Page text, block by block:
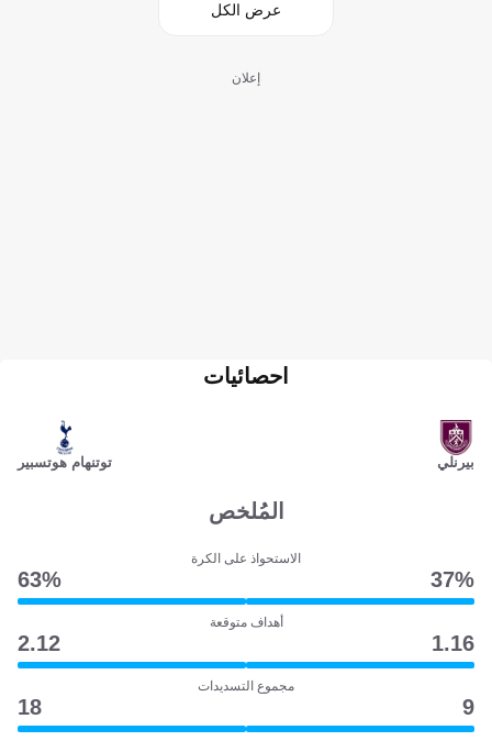
عرض الكل
إعلان
بيرنلي
احصائيات
توتنهام هوتسبير
المُلخص
الاستحواذ على الكرة
37‎%‎
63‎%‎
أهداف متوقعة
1.16
2.12
مجموع التسديدات
9
18